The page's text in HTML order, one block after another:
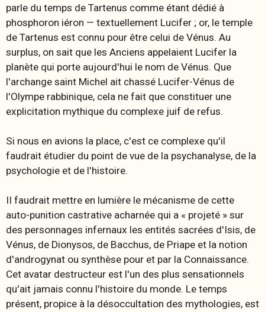
parle du temps de Tartenus comme étant dédié à
phosphoron iéron — textuellement Lucifer ; or, le temple
de Tartenus est connu pour être celui de Vénus. Au
surplus, on sait que les Anciens appelaient Lucifer la
planète qui porte aujourd'hui le nom de Vénus. Que
l'archange saint Michel ait chassé Lucifer-Vénus de
l'Olympe rabbinique, cela ne fait que constituer une
explicitation mythique du complexe juif de refus.
Si nous en avions la place, c'est ce complexe qu'il
faudrait étudier du point de vue de la psychanalyse, de la
psychologie et de l'histoire.
II faudrait mettre en lumière le mécanisme de cette
auto-punition castrative acharnée qui a « projeté » sur
des personnages infernaux les entités sacrées d'Isis, de
Vénus, de Dionysos, de Bacchus, de Priape et la notion
d'androgynat ou synthèse pour et par la Connaissance.
Cet avatar destructeur est l'un des plus sensationnels
qu'ait jamais connu l'histoire du monde. Le temps
présent, propice à la désoccultation des mythologies, est